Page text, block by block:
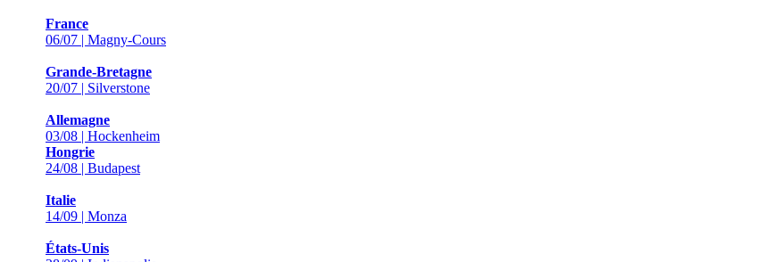
France
06/07 | Magny-Cours
Grande-Bretagne
20/07 | Silverstone
Allemagne
03/08 | Hockenheim
Hongrie
24/08 | Budapest
Italie
14/09 | Monza
États-Unis